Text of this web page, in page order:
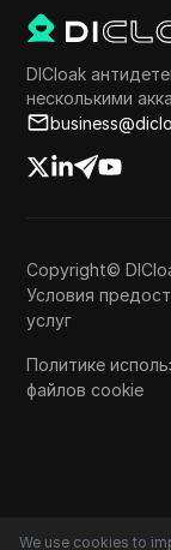
DICloak
несколькими
Copyright©
Условия
услуг
Политике
файлов cookie
We use cookies to